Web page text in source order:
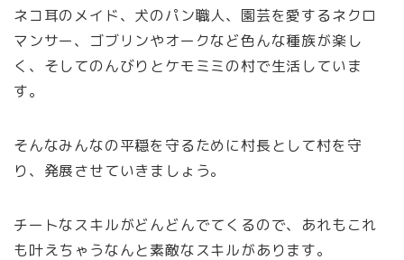
ネコ耳のメイド、犬のパン職人、園芸を愛するネクロ
マンサー、ゴブリンやオークなど色んな種族が楽し
く、そしてのんびりとケモミミの村で生活していま
す。
そんなみんなの平穏を守るために村長として村を守
り、発展させていきましょう。
チートなスキルがどんどんでてくるので、あれもこれ
も叶えちゃうなんと素敵なスキルがあります。